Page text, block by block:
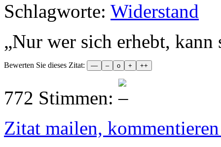
Schlagworte: Widerstand
„Nur wer sich erhebt, kann
Bewerten Sie dieses Zitat:
772 Stimmen:
Zitat mailen,